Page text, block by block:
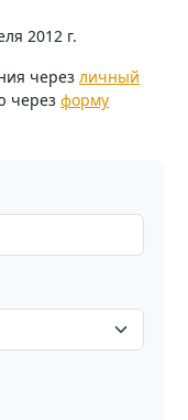
2012 г.
через личный
через форму